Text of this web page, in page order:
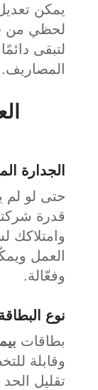
يمكن
لحظي من
لتبقى
المصاريف.
الجدارة
حتى لو لم
قدرة
وامتلاكك
العمل
وفعّالة.
نوع
بطاقات
وقابلة
تقليل